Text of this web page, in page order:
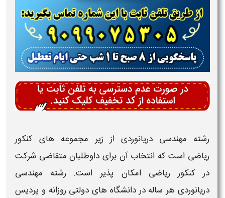
رشته مهندسی دریانوردی ​ از زیر مجموعه های کنکور
ریاضی است که انتخابآن برای داوطلبان متقاضی شرکت
در کنکور ریاضیامکان پذیر است. رشته مهندسی
دریانوردی ​ هر ساله دردانشگاه های دولتی روزانه و پردیس